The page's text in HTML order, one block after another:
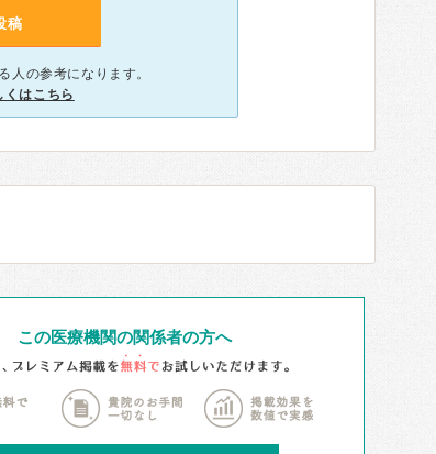
稿
人の参考になります。
くはこちら
この医療機関の関係者の方へ